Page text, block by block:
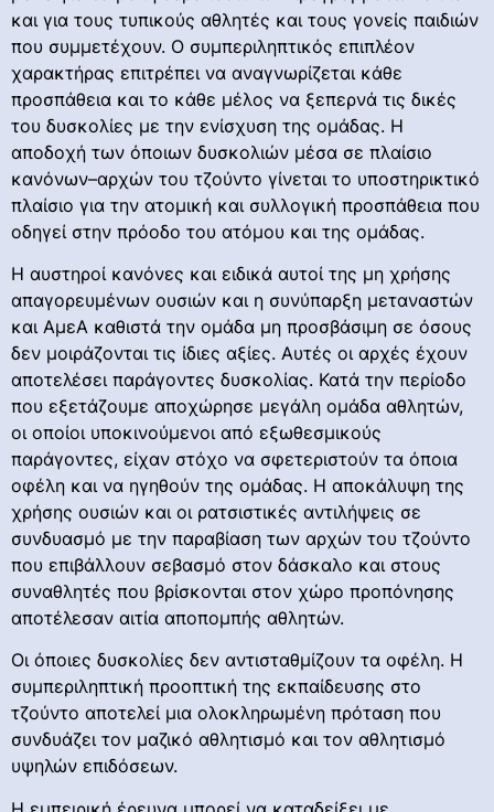
και για τους τυπικούς αθλητές και τους γονείς παιδιών
που συμμετέχουν. Ο συμπεριληπτικός επιπλέον
χαρακτήρας επιτρέπει να αναγνωρίζεται κάθε
προσπάθεια και το κάθε μέλος να ξεπερνά τις δικές
του δυσκολίες με την ενίσχυση της ομάδας. Η
αποδοχή των όποιων δυσκολιών μέσα σε πλαίσιο
κανόνων–αρχών του τζούντο γίνεται το υποστηρικτικό
πλαίσιο για την ατομική και συλλογική προσπάθεια που
οδηγεί στην πρόοδο του ατόμου και της ομάδας.
Η αυστηροί κανόνες και ειδικά αυτοί της μη χρήσης
απαγορευμένων ουσιών και η συνύπαρξη μεταναστών
και ΑμεΑ καθιστά την ομάδα μη προσβάσιμη σε όσους
δεν μοιράζονται τις ίδιες αξίες. Αυτές οι αρχές έχουν
αποτελέσει παράγοντες δυσκολίας. Κατά την περίοδο
που εξετάζουμε αποχώρησε μεγάλη ομάδα αθλητών,
οι οποίοι υποκινούμενοι από εξωθεσμικούς
παράγοντες, είχαν στόχο να σφετεριστούν τα όποια
οφέλη και να ηγηθούν της ομάδας. Η αποκάλυψη της
χρήσης ουσιών και οι ρατσιστικές αντιλήψεις σε
συνδυασμό με την παραβίαση των αρχών του τζούντο
που επιβάλλουν σεβασμό στον δάσκαλο και στους
συναθλητές που βρίσκονται στον χώρο προπόνησης
αποτέλεσαν αιτία αποπομπής αθλητών.
Οι όποιες δυσκολίες δεν αντισταθμίζουν τα οφέλη. Η
συμπεριληπτική προοπτική της εκπαίδευσης στο
τζούντο αποτελεί μια ολοκληρωμένη πρόταση που
συνδυάζει τον μαζικό αθλητισμό και τον αθλητισμό
υψηλών επιδόσεων.